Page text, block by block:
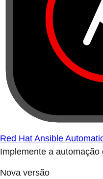
Red Hat Ansible
Implemente a automação
Nova versão